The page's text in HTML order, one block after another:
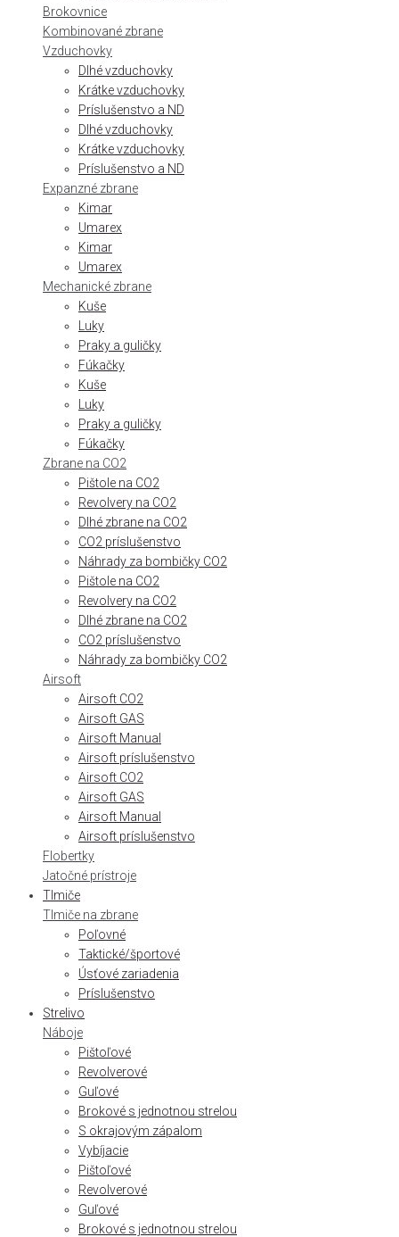
Brokovnice
Kombinované zbrane
Vzduchovky
Dlhé vzduchovky
Krátke vzduchovky
Príslušenstvo a ND
Dlhé vzduchovky
Krátke vzduchovky
Príslušenstvo a ND
Expanzné zbrane
Kimar
Umarex
Kimar
Umarex
Mechanické zbrane
Kuše
Luky
Praky a guličky
Fúkačky
Kuše
Luky
Praky a guličky
Fúkačky
Zbrane na CO2
Pištole na CO2
Revolvery na CO2
Dlhé zbrane na CO2
CO2 príslušenstvo
Náhrady za bombičky CO2
Pištole na CO2
Revolvery na CO2
Dlhé zbrane na CO2
CO2 príslušenstvo
Náhrady za bombičky CO2
Airsoft
Airsoft CO2
Airsoft GAS
Airsoft Manual
Airsoft príslušenstvo
Airsoft CO2
Airsoft GAS
Airsoft Manual
Airsoft príslušenstvo
Flobertky
Jatočné prístroje
Tlmiče
Tlmiče na zbrane
Poľovné
Taktické/športové
Úsťové zariadenia
Príslušenstvo
Strelivo
Náboje
Pištoľové
Revolverové
Guľové
Brokové s jednotnou strelou
S okrajovým zápalom
Vybíjacie
Pištoľové
Revolverové
Guľové
Brokové s jednotnou strelou